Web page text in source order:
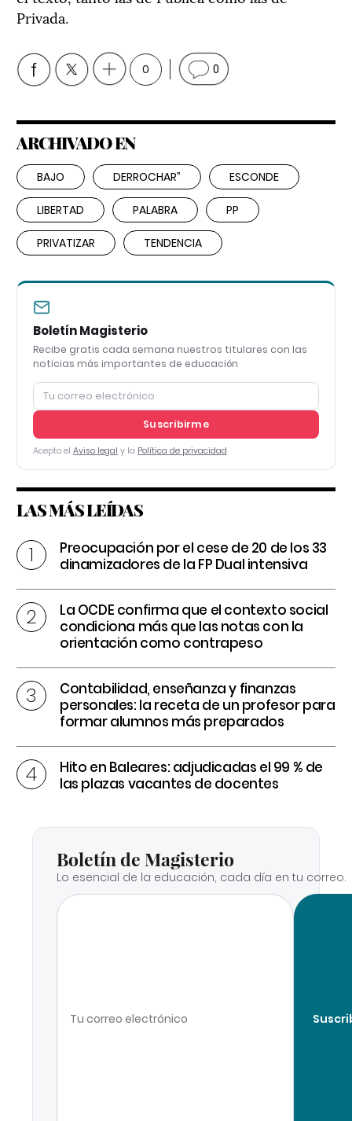
Privada.
0 0
ARCHIVADO EN
BAJO DERROCHAR” ESCONDE
LIBERTAD PALABRA PP
PRIVATIZAR TENDENCIA
Boletín Magisterio
Recibe gratis cada semana nuestros titulares con las
noticias más importantes de educación
Suscribirme
Acepto el Aviso legal y la Política de privacidad
LAS MÁS LEÍDAS
Preocupación por el cese de 20 de los 33
dinamizadores de la FP Dual intensiva
La OCDE confirma que el contexto social
condiciona más que las notas con la
orientación como contrapeso
Contabilidad, enseñanza y finanzas
personales: la receta de un profesor para
formar alumnos más preparados
Hito en Baleares: adjudicadas el 99 % de
las plazas vacantes de docentes
Boletín de Magisterio
Lo esencial de la educación, cada día en tu correo.